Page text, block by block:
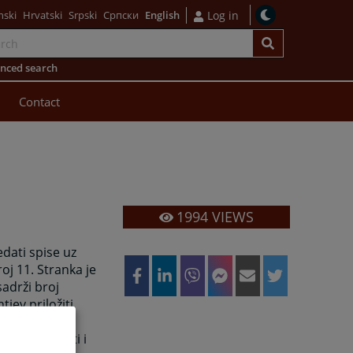
Hrvatski Srpski Српски English Log in
search
Contact
spise uz
11. Stranka je
broj
priložiti
razgledati i
1994 VIEWS